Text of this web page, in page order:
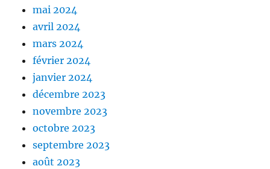
mai 2024
avril 2024
mars 2024
février 2024
janvier 2024
décembre 2023
novembre 2023
octobre 2023
septembre 2023
août 2023